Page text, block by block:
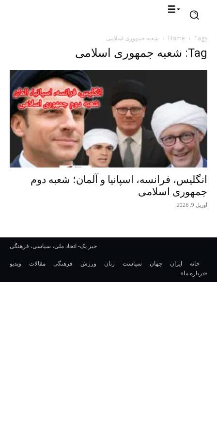
Home Tags شعبه جمهوری اسلامی
Tag: شعبه جمهوری اسلامی
انگلیس، فرانسه، اسپانیا و آلمان؛ شعبه دوم
جمهوری اسلامی
آوریل 9, 2026
خبر یک- اتحاد ملی، سیاسی، فرهنگی
خانه ایران جهان سیاست زنان ورزش فرهنگی مقالات
ویدیو
«درباره ما»